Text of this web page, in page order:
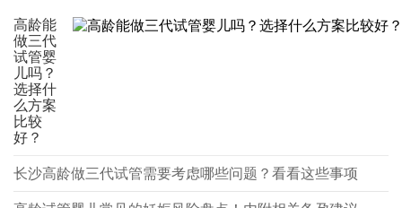
高龄能
做三代
试管婴
儿吗？
选择什
么方案
比较
好？
长沙高龄做三代试管需要考虑哪些问题？看看这些事项